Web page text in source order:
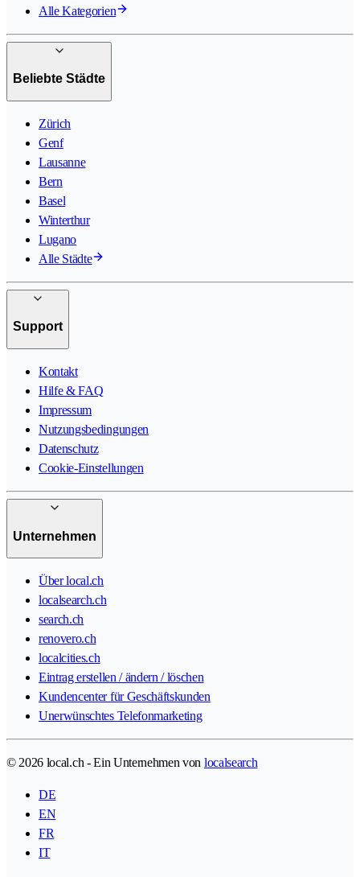
Alle Kategorien
Beliebte Städte
Zürich
Genf
Lausanne
Bern
Basel
Winterthur
Lugano
Alle Städte
Support
Kontakt
Hilfe & FAQ
Impressum
Nutzungsbedingungen
Datenschutz
Cookie-Einstellungen
Unternehmen
Über local.ch
localsearch.ch
search.ch
renovero.ch
localcities.ch
Eintrag erstellen / ändern / löschen
Kundencenter für Geschäftskunden
Unerwünschtes Telefonmarketing
© 2026 local.ch - Ein Unternehmen von localsearch
DE
EN
FR
IT